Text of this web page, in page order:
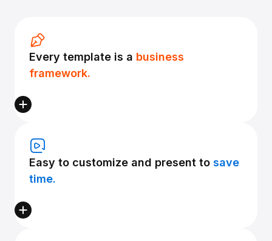
Every template is a business
framework.
Easy to customize and present to save
time.